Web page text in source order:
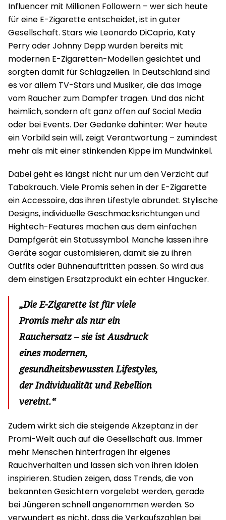
Influencer mit Millionen Followern – wer sich heute
für eine E-Zigarette entscheidet, ist in guter
Gesellschaft. Stars wie Leonardo DiCaprio, Katy
Perry oder Johnny Depp wurden bereits mit
modernen E-Zigaretten-Modellen gesichtet und
sorgten damit für Schlagzeilen. In Deutschland sind
es vor allem TV-Stars und Musiker, die das Image
vom Raucher zum Dampfer tragen. Und das nicht
heimlich, sondern oft ganz offen auf Social Media
oder bei Events. Der Gedanke dahinter: Wer heute
ein Vorbild sein will, zeigt Verantwortung – zumindest
mehr als mit einer stinkenden Kippe im Mundwinkel.
Dabei geht es längst nicht nur um den Verzicht auf
Tabakrauch. Viele Promis sehen in der E-Zigarette
ein Accessoire, das ihren Lifestyle abrundet. Stylische
Designs, individuelle Geschmacksrichtungen und
Hightech-Features machen aus dem einfachen
Dampfgerät ein Statussymbol. Manche lassen ihre
Geräte sogar customisieren, damit sie zu ihren
Outfits oder Bühnenauftritten passen. So wird aus
dem einstigen Ersatzprodukt ein echter Hingucker.
„Die E-Zigarette ist für viele
Promis mehr als nur ein
Rauchersatz – sie ist Ausdruck
eines modernen,
gesundheitsbewussten Lifestyles,
der Individualität und Rebellion
vereint.“
Zudem wirkt sich die steigende Akzeptanz in der
Promi-Welt auch auf die Gesellschaft aus. Immer
mehr Menschen hinterfragen ihr eigenes
Rauchverhalten und lassen sich von ihren Idolen
inspirieren. Studien zeigen, dass Trends, die von
bekannten Gesichtern vorgelebt werden, gerade
bei Jüngeren schnell angenommen werden. So